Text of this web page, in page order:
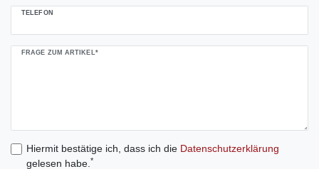
TELEFON
FRAGE ZUM ARTIKEL*
Hiermit bestätige ich, dass ich die Daten­schutz­erklärung
gelesen habe. *